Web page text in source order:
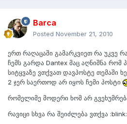
Barca
Posted November 21, 2010
ერთ რაღაცაში გამარკვიეთ რა უკვე
ჩემს გარდა Dantex მაც აღნიშნა რომ
სიტყვაზე ვთქვათ დავპოსტე თემაში
2 ჯერ საერთოდ არ იყოს ჩემი პოსტი
რომელიმე მოდერი ხომ არ
რავიცი სხვა რა შეიძლება ვთქვა :blink: